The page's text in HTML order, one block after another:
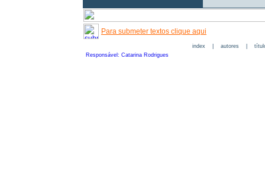
Para submeter textos clique aqui
index| autores|